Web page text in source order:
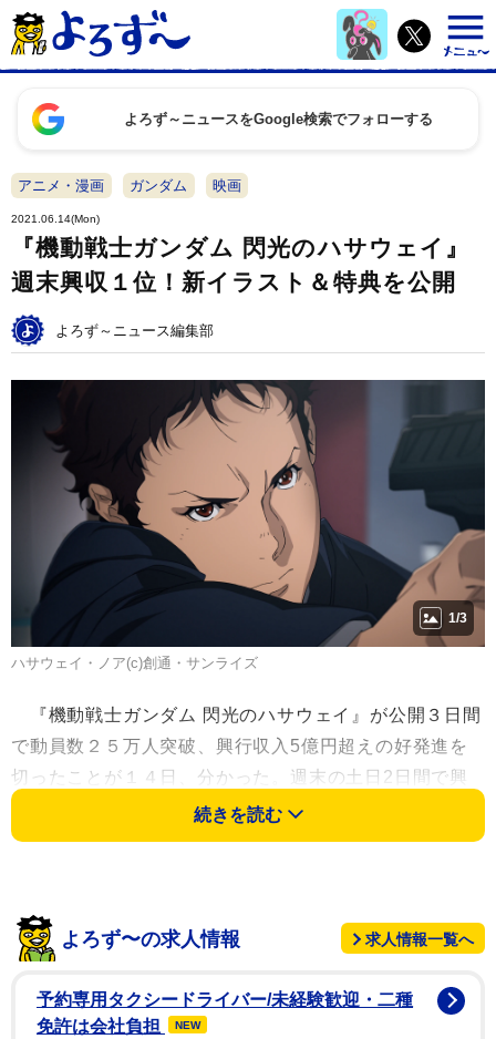
よろず～ニュースをGoogle検索でフォローする
アニメ・漫画 ガンダム 映画
2021.06.14(Mon)
『機動戦士ガンダム 閃光のハサウェイ』
週末興収１位！新イラスト＆特典を公開
よろず～ニュース編集部
1/3
ハサウェイ・ノア(c)創通・サンライズ
『機動戦士ガンダム 閃光のハサウェイ』が公開３日間
で動員数２５万人突破、興行収入5億円超えの好発進を
切ったことが１４日、分かった。週末の土日2日間で興
行収入３億３０６５万６９００円、公開初日の１１日か
ら１３日までの３日間で観客動員数２５万９０７４人、
歴代ガンダムシリーズにて最高興収を記録した『機動
戦士ガンダムⅢ めぐりあい宇宙編』（１９８２年）の興
行収入23億円超えを狙える位置に立った。
続きを読む
よろず〜の求人情報 求人情報一覧へ
予約専用タクシードライバー/未経験歓迎・二種
免許は会社負担
NEW